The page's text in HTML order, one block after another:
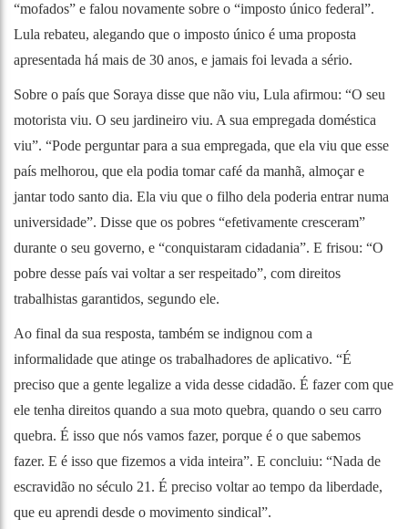
“mofados” e falou novamente sobre o “imposto único federal”.
Lula rebateu, alegando que o imposto único é uma proposta
apresentada há mais de 30 anos, e jamais foi levada a sério.
Sobre o país que Soraya disse que não viu, Lula afirmou: “O seu
motorista viu. O seu jardineiro viu. A sua empregada doméstica
viu”. “Pode perguntar para a sua empregada, que ela viu que esse
país melhorou, que ela podia tomar café da manhã, almoçar e
jantar todo santo dia. Ela viu que o filho dela poderia entrar numa
universidade”. Disse que os pobres “efetivamente cresceram”
durante o seu governo, e “conquistaram cidadania”. E frisou: “O
pobre desse país vai voltar a ser respeitado”, com direitos
trabalhistas garantidos, segundo ele.
Ao final da sua resposta, também se indignou com a
informalidade que atinge os trabalhadores de aplicativo. “É
preciso que a gente legalize a vida desse cidadão. É fazer com que
ele tenha direitos quando a sua moto quebra, quando o seu carro
quebra. É isso que nós vamos fazer, porque é o que sabemos
fazer. E é isso que fizemos a vida inteira”. E concluiu: “Nada de
escravidão no século 21. É preciso voltar ao tempo da liberdade,
que eu aprendi desde o movimento sindical”.